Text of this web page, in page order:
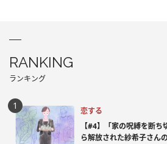
RANKING
ランキング
恋する
【#4】「家の呪縛を断
ら解放された紗希子さん